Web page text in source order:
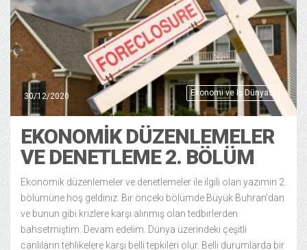
Ekonomi ve Iş Dünyası
30/12/2020
EKONOMIK DÜZENLEMELER
VE DENETLEME 2. BÖLÜM
Ekonomik düzenlemeler ve denetlemeler ile ilgili olan yazımın 2.
bölümüne hoş geldiniz. Bir önceki bölümde Büyük Buhran’dan
ve bunun gibi krizlere karşı alınmış olan tedbirlerden
bahsetmiştim. Devam edelim. Dünya üzerindeki çeşitli
canlıların tehlikelere karşı belli tepkileri olur. Belli durumlarda bir